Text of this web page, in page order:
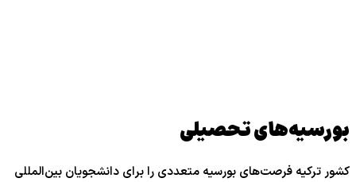
بورسیه‌های تحصیلی
کشور ترکیه فرصت‌های بورسیه متعددی را برای دانشجویان بین‌المللی